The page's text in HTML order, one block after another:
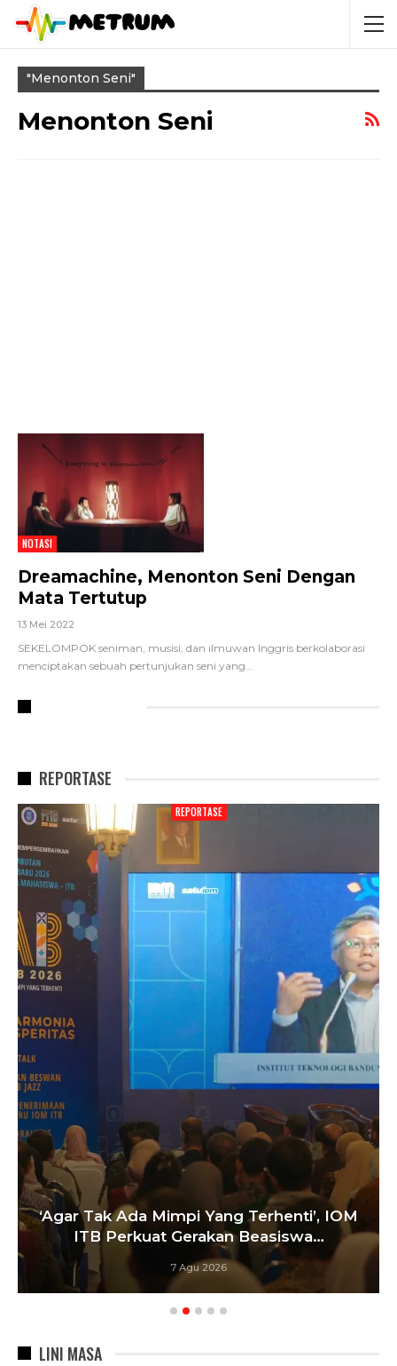
"Menonton Seni"
Menonton Seni
NOTASI
Dreamachine, Menonton Seni Dengan
Mata Tertutup
13 Mei 2022
SEKELOMPOK seniman, musisi, dan ilmuwan Inggris berkolaborasi
menciptakan sebuah pertunjukan seni yang…
REPORTASE
REPORTASE
‘Agar Tak Ada Mimpi Yang Terhenti’, IOM
ITB Perkuat Gerakan Beasiswa…
7 Agu 2026
LINI MASA